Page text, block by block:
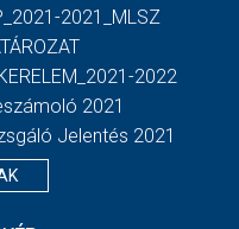
2021_MLSZ
2022
2021
Jelentés 2021